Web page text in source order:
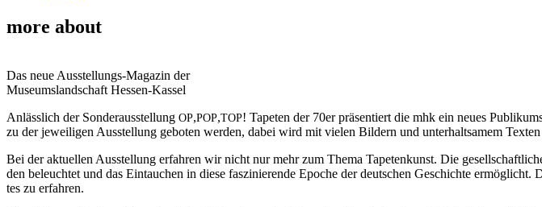
more about
Das neue Aus­stel­lungs-Maga­zin der
Muse­ums­land­schaft Hessen-Kassel
Anläss­lich der Son­der­aus­stel­lung OP,POP,TOP! Tape­ten der 70er prä­sen­tiert die mhk ein neu­es
zu der jewei­li­gen Aus­stel­lung gebo­ten wer­den, dabei wird mit vie­len Bil­dern und unter­halt­sa­mem
Bei der aktu­el­len Aus­stel­lung erfah­ren wir nicht nur mehr zum The­ma Tape­ten­kunst. Die
den beleuch­tet und das Ein­tau­chen in die­se fas­zi­nie­ren­de Epo­che der deut­schen Geschich­te
tes zu erfahren.